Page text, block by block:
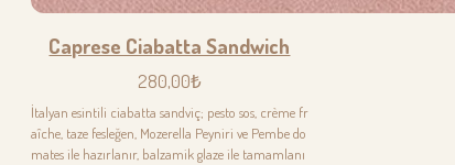
Caprese Ciabatta Sandwich
280,00₺
İtalyan esintili ciabatta sandviç; pesto sos, crème fr
aîche, taze fesleğen, Mozerella Peyniri ve Pembe do
mates ile hazırlanır, balzamik glaze ile tamamlanı